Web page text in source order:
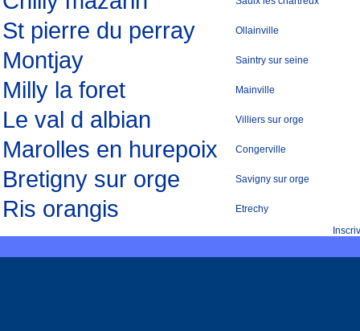
St pierre du perray Ollainville
Montjay Saintry sur seine
Milly la foret Mainville
Le val d albian Villiers sur orge
Marolles en hurepoix Congerville
Bretigny sur orge Savigny sur orge
Ris orangis
Etrechy